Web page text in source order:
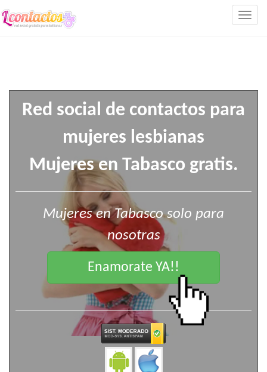
Red social de contactos para
mujeres lesbianas
Mujeres en Tabasco gratis.
Mujeres en Tabasco solo para
nosotras
Enamorate YA!!